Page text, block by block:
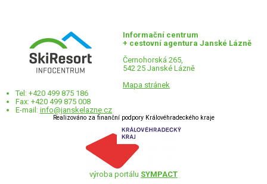
Informační centrum
+ cestovní agentura Janské Lázně
Černohorská 265,
542 25 Janské Lázně
Mapa stránek
Tel: +420 499 875 186
Fax: +420 499 875 008
E-mail: info@janskelazne.cz
Realizováno za finanční podpory Královéhradeckého kraje
výroba portálu SYMPACT